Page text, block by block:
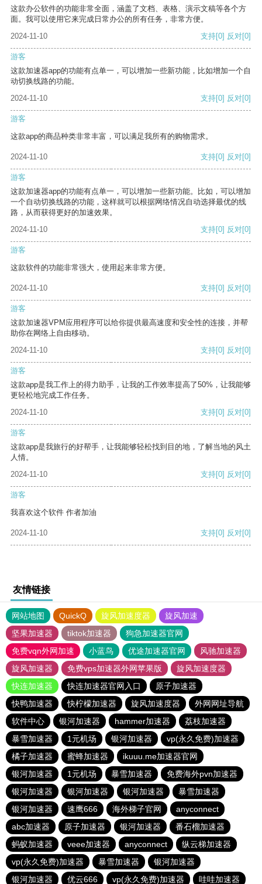
这款办公软件的功能非常全面，涵盖了文档、表格、演示文稿等各个方
面。我可以使用它来完成日常办公的所有任务，非常方便。
2024-11-10
支持[0] 反对[0]
游客
这款加速器app的功能有点单一，可以增加一些新功能，比如增加一个自
动切换线路的功能。
2024-11-10
支持[0] 反对[0]
游客
这款app的商品种类非常丰富，可以满足我所有的购物需求。
2024-11-10 支持[0] 反对[0]
游客
这款加速器app的功能有点单一，可以增加一些新功能。比如，可以增加
一个自动切换线路的功能，这样就可以根据网络情况自动选择最优的线
路，从而获得更好的加速效果。
2024-11-10
支持[0] 反对[0]
游客
这款软件的功能非常强大，使用起来非常方便。
2024-11-10 支持[0] 反对[0]
游客
这款加速器VPM应用程序可以给你提供最高速度和安全性的连接，并帮
助你在网络上自由移动。
2024-11-10
支持[0] 反对[0]
游客
这款app是我工作上的得力助手，让我的工作效率提高了50%，让我能够
更轻松地完成工作任务。
2024-11-10
支持[0] 反对[0]
游客
这款app是我旅行的好帮手，让我能够轻松找到目的地，了解当地的风土
人情。
2024-11-10
支持[0] 反对[0]
游客
我喜欢这个软件 作者加油
2024-11-10 支持[0] 反对[0]
友情链接
网站地图 QuickQ 旋风加速度器
旋风加速
坚果加速器
tiktok加速器
狗急加速器官网
免费vqn外网加速
小蓝鸟 优途加速器官网
风驰加速器
旋风加速器
免费vps加速器外网苹果版
旋风加速度器
快连加速器
快连加速器官网入口
原子加速器
快鸭加速器
快柠檬加速器 旋风加速度器
外网网址导航
软件中心
银河加速器 hammer加速器
荔枝加速器
暴雪加速器
1元机场 银河加速器
vp(永久免费)加速器
橘子加速器
蜜蜂加速器
ikuuu.me加速器官网
银河加速器
1元机场 暴雪加速器
免费海外pvn加速器
银河加速器
银河加速器 银河加速器
暴雪加速器
银河加速器
速鹰666 海外梯子官网
anyconnect
abc加速器
原子加速器 银河加速器
番石榴加速器
蚂蚁加速器
veee加速器 anyconnect
纵云梯加速器
vp(永久免费)加速器
暴雪加速器
银河加速器
银河加速器
优云666 vp(永久免费)加速器 哇哇加速器